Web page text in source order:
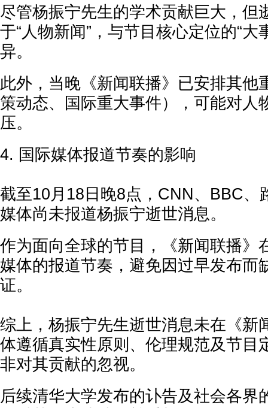
尽管杨振宁先生的学术贡献巨大，但
于“人物新闻”，与节目核心定位的“大
异。
此外，当晚《新闻联播》已安排其他
策动态、国际重大事件），可能对人
压。
4. 国际媒体报道节奏的影响
截至10月18日晚8点，CNN、BBC、
媒体尚未报道杨振宁逝世消息。
作为面向全球的节目，《新闻联播》
媒体的报道节奏，避免因过早发布而
证。
综上，杨振宁先生逝世消息未在《新
体遵循真实性原则、伦理规范及节目
非对其贡献的忽视。
后续清华大学发布的讣告及社会各界